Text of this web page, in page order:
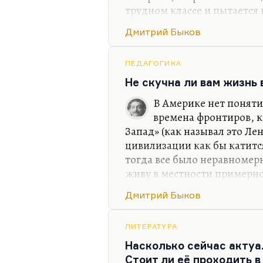
трудном классе и пытается
не вижу, к сожалению,
занимает история
моему, совсем
совместить, условно
«Интиме», например:
Дмитрий Быков
ПЕДАГОГИКА
Не скучна ли вам жизнь
В Америке нет
времена фронтиров,
Запад» (как называл это
цивилизации как бы
тогда все было
живу в местности
центре города.
проводил в Чепелеве, на
любимом пансионате. И у
ровно с теми же грибами.
Дмитрий Быков
ЛИТЕРАТУРА
Насколько сейчас
Стоит ли её проходить